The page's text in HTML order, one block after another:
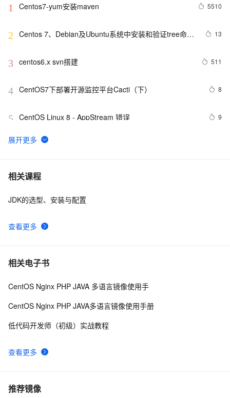
1 Centos7-yum安装maven 5510
2 Centos 7、Debian及Ubuntu系统中安装和验证tree命令
13
3 centos6.x svn搭建 511
4 CentOS7下部署开源监控平台Cacti（下） 8
5 CentOS Linux 8 - AppStream 错误 9
6 CentOS 常见异常及解决办法
7 Centos7 搭建Jupyter NoteBook教程
8 CentOS 系统常用命令详解
9 【clickhouse】在CentOS中离线安装clickhouse
10
相关课程
查看更多
JDK的选型、安装与配置
相关电子书
查看更多
CentOS Nginx PHP JAVA 多语言镜像使用手
CentOS Nginx PHP JAVA多语言镜像使用手册
低代码开发师（初级）实战教程
推荐镜像